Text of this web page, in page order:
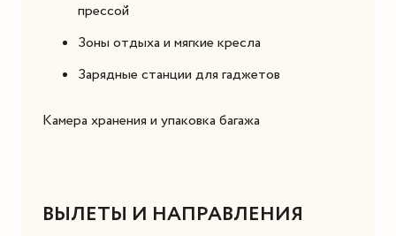
прессой
Зоны отдыха и мягкие кресла
Зарядные станции для гаджетов
Камера хранения и упаковка багажа
ВЫЛЕТЫ И НАПРАВЛЕНИЯ